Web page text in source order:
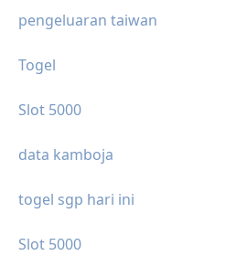
pengeluaran taiwan
Togel
Slot 5000
data kamboja
togel sgp hari ini
Slot 5000